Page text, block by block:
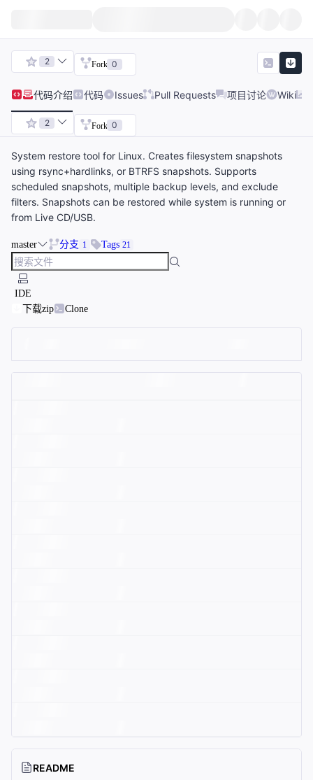
2 Fork 0
代码介绍 代码 Issues Pull Requests 项目讨论 Wiki
2 Fork 0
System restore tool for Linux. Creates filesystem snapshots
using rsync+hardlinks, or BTRFS snapshots. Supports
scheduled snapshots, multiple backup levels, and exclude
filters. Snapshots can be restored while system is running or
from Live CD/USB.
master 分支 1 Tags 21
IDE
下载zip
Clone
README